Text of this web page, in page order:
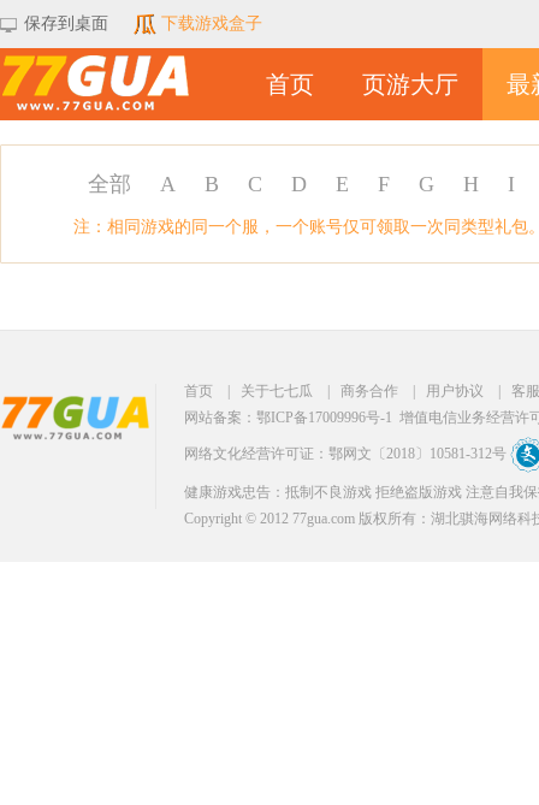
保存到桌面 下载游戏盒子
首页 页游大厅 最
全部 A B C D E F G H I
注：相同游戏的同一个服，一个账号仅可领取一次同类型礼包
首页 关于七七瓜 商务合作 用户协议
客
网站备案：鄂ICP备17009996号-1 增值电信业务经营许
网络文化经营许可证：鄂网文〔2018〕10581-312号
健康游戏忠告：抵制不良游戏 拒绝盗版游戏 注意自我
Copyright © 2012 77gua.com 版权所有：湖北骐海网络科